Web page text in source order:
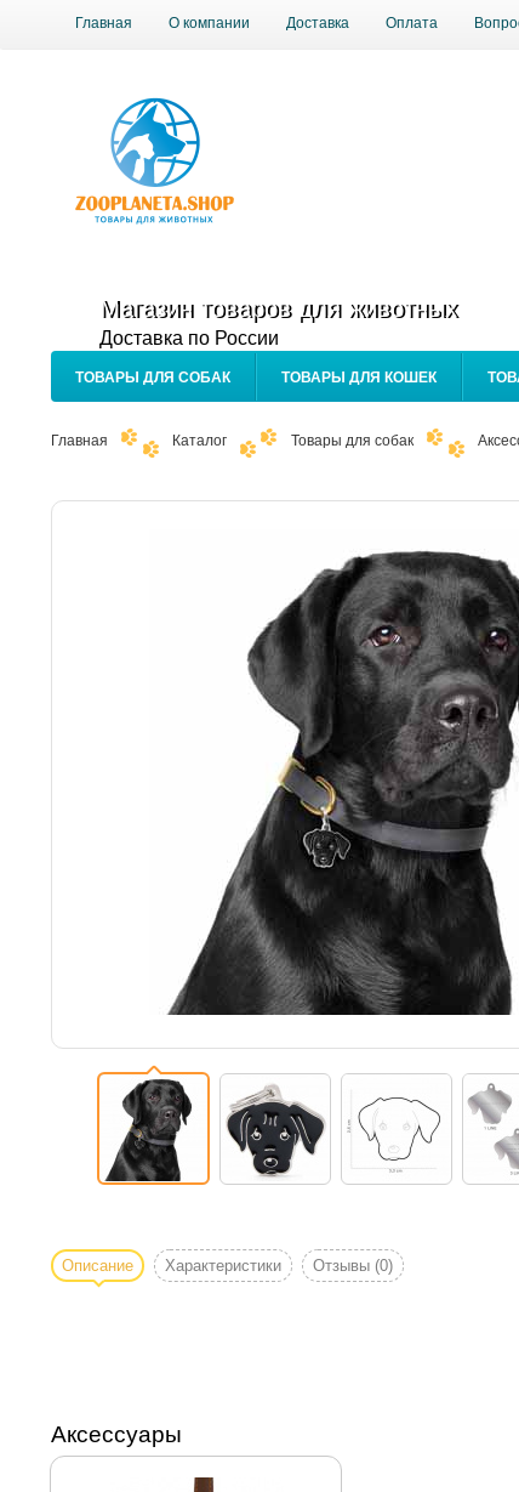
Главная О компании Доставка Оплата
Магазин товаров для животных
Доставка по России
ТОВАРЫ ДЛЯ СОБАК ТОВАРЫ ДЛЯ КОШЕК
Главная Каталог Товары для собак
Описание Характеристики Отзывы (0)
Аксессуары